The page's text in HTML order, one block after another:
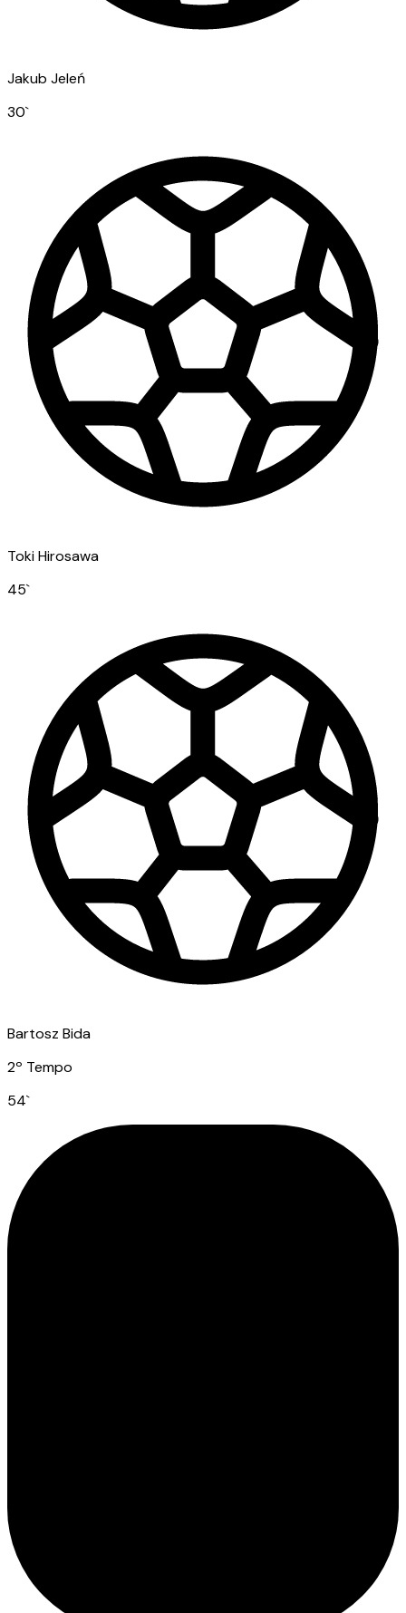
Jakub Jeleń
30`
Toki Hirosawa
45`
Bartosz Bida
2º Tempo
54`